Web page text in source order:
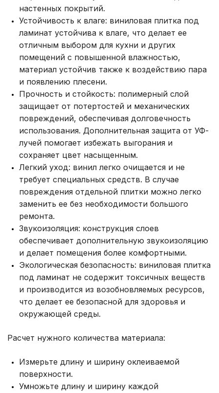
настенных покрытий.
Устойчивость к влаге: виниловая плитка под
ламинат устойчива к влаге, что делает ее
отличным выбором для кухни и других
помещений с повышенной влажностью,
материал устойчив также к воздействию пара
и появлению плесени.
Прочность и стойкость: полимерный слой
защищает от потертостей и механических
повреждений, обеспечивая долговечность
использования. Дополнительная защита от УФ-
лучей помогает избежать выгорания и
сохраняет цвет насыщенным.
Легкий уход: винил легко очищается и не
требует специальных средств. В случае
повреждения отдельной плитки можно легко
заменить ее без необходимости большого
ремонта.
Звукоизоляция: конструкция слоев
обеспечивает дополнительную звукоизоляцию
и делает помещения более комфортными.
Экологическая безопасность: виниловая плитка
под ламинат не содержит токсичных веществ
и производится из возобновляемых ресурсов,
что делает ее безопасной для здоровья и
окружающей среды.
Расчет нужного количества материала:
Измерьте длину и ширину оклеиваемой
поверхности.
Умножьте длину и ширину каждой